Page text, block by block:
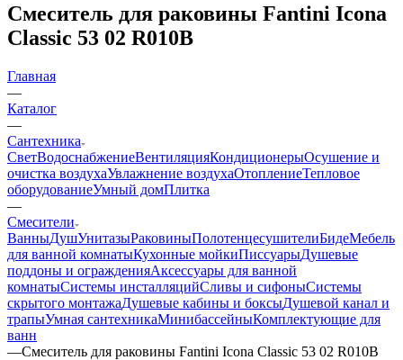
Смеситель для раковины Fantini Icona
Classic 53 02 R010B
Главная
—
Каталог
—
Сантехника
СветВодоснабжениеВентиляцияКондиционерыОсушение и
очистка воздухаУвлажнение воздухаОтоплениеТепловое
оборудованиеУмный домПлитка
—
Смесители
ВанныДушУнитазыРаковиныПолотенцесушителиБидеМебель
для ванной комнатыКухонные мойкиПиссуарыДушевые
поддоны и огражденияАксессуары для ванной
комнатыСистемы инсталляцийСливы и сифоныСистемы
скрытого монтажаДушевые кабины и боксыДушевой канал и
трапыУмная сантехникаМинибассейныКомплектующие для
ванн
—Смеситель для раковины Fantini Icona Classic 53 02 R010B